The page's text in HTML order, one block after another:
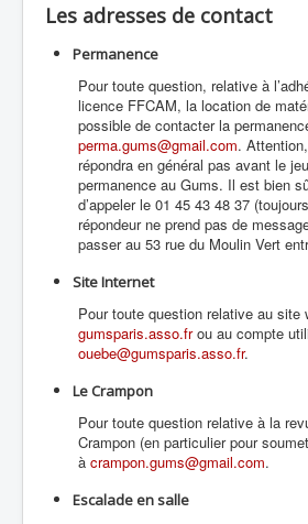
Les adresses de contact
Permanence
Pour toute question, relative à
licence FFCAM, la location de
possible de contacter la
perma.gums@gmail.com.
répondra en général pas avant le
permanence au Gums. Il est bien
d’appeler le 01 45 43 48 37
répondeur ne prend pas de
passer au 53 rue du Moulin Vert
Site Internet
Pour toute question relative au site
gumsparis.asso.frou au compte
ouebe@gumsparis.asso.fr.
Le Crampon
Pour toute question relative à la
Crampon (en particulier pour
à crampon.gums@gmail.com.
Escalade en salle